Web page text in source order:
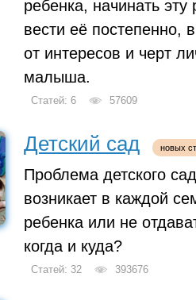
ребенка, начинать
вести её постепенно,
от интересов и черт
малыша.
Статей: 6 57609
Детский сад новых
Проблема детского
возникает в каждой
ребенка или не
когда и куда?
Статей: 32 393676